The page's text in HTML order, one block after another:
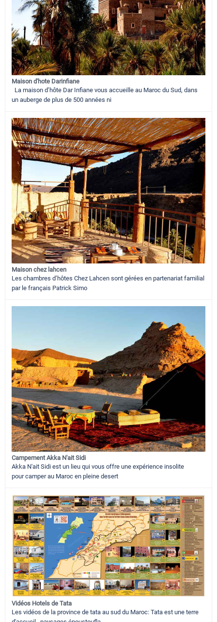
Maison d'hote Darinfiane
La maison d’hôte Dar Infiane vous accueille au Maroc du Sud, dans
un auberge de plus de 500 années ni
Maison chez lahcen
Les chambres d’hôtes Chez Lahcen sont gérées en partenariat familial
par le français Patrick Simo
Campement Akka N'ait Sidi
Akka N'ait Sidi est un lieu qui vous offre une expérience insolite
pour camper au Maroc en pleine desert
Vidéos Hotels de Tata
Les vidéos de la province de tata au sud du Maroc: Tata est une terre